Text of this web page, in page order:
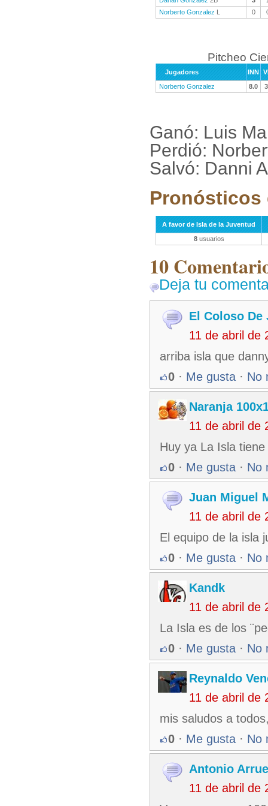
Norberto Gonzalez L 0
Pitcheo
Jugadores INN
Norberto Gonzalez
8.0
Ganó: Luis
Perdió:
Salvó: Danni
Pronósticos
A favor de Isla de la Juventud
8usuarios
10
Deja tu
El Coloso De
11 de abril de
arriba isla que
0 · Me gusta · No
Naranja
11 de abril de
Huy ya La Isla
0 · Me gusta · No
Juan Miguel
11 de abril de
El equipo de la isla
0 · Me gusta · No
Kandk
11 de abril de
La Isla es de los
0 · Me gusta · No
Reynaldo
11 de abril de
mis saludos a
0 · Me gusta · No
Antonio
11 de abril de